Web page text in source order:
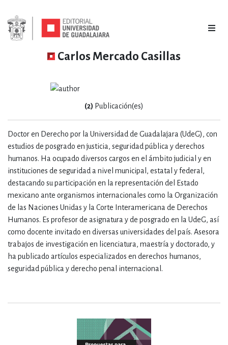
Carlos Mercado Casillas
Doctor en Derecho por la Universidad de Guadalajara (UdeG), con
estudios de posgrado en justicia, seguridad pública y derechos
humanos. Ha ocupado diversos cargos en el ámbito judicial y en
instituciones de seguridad a nivel municipal, estatal y federal,
destacando su participación en la representación del Estado
mexicano ante organismos internacionales como la Organización
de las Naciones Unidas y la Corte Interamericana de Derechos
Humanos. Es profesor de asignatura y de posgrado en la UdeG, así
como docente invitado en diversas universidades del país. Asesora
trabajos de investigación en licenciatura, maestría y doctorado, y
ha publicado artículos especializados en derechos humanos,
seguridad pública y derecho penal internacional.
(2) Publicación(es)